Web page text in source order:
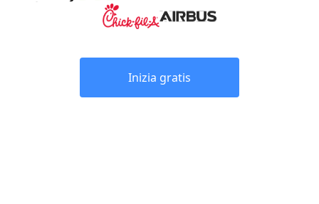
Inizia gratis